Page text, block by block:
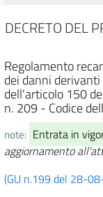
DECRETO DEL
Regolamento
dei danni
dell'articolo 150
n. 209 - Codice
note: Entrata in
aggiornamento
(GU n.199 del 28-